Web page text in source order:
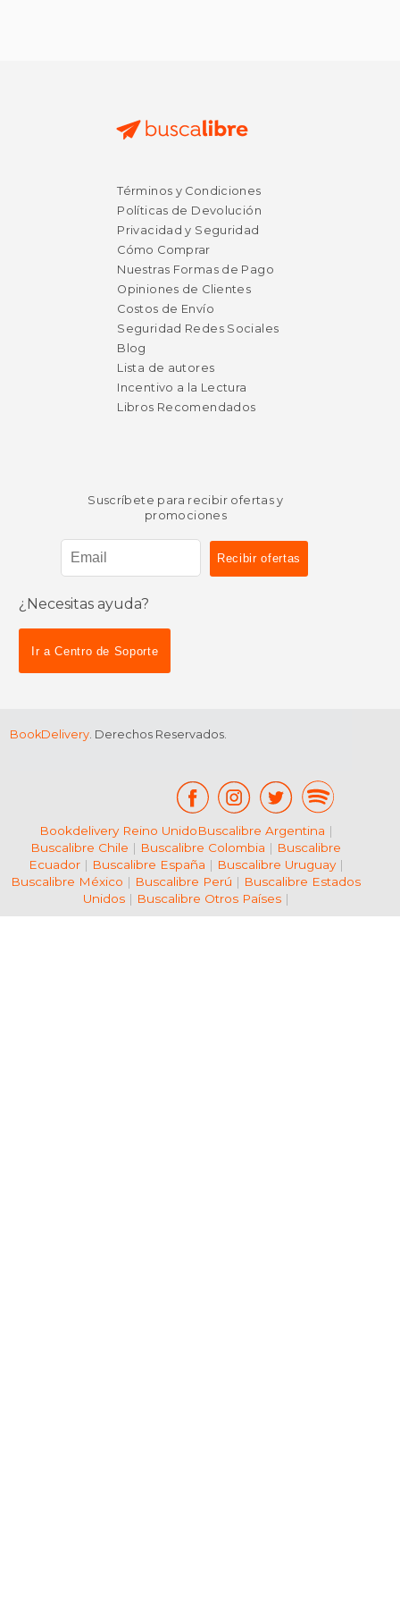
$ 49.40
$ 24.70
50%
dcto.
50%
dcto.
$ 82.17
$ 41.08
Términos y Condiciones
Políticas de Devolución
Privacidad y Seguridad
Cómo Comprar
Nuestras Formas de Pago
Opiniones de Clientes
Costos de Envío
Seguridad Redes Sociales
Blog
Lista de autores
Incentivo a la Lectura
Libros Recomendados
Suscríbete para recibir ofertas y
promociones
¿Necesitas ayuda?
Ir a Centro de Soporte
BookDelivery. Derechos Reservados.
Bookdelivery Reino UnidoBuscalibre Argentina |
Buscalibre Chile | Buscalibre Colombia | Buscalibre
Ecuador| Buscalibre España | Buscalibre Uruguay|
Buscalibre México | Buscalibre Perú | Buscalibre Estados
Unidos| Buscalibre Otros Países|